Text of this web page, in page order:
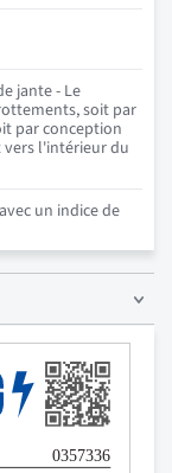
jante - Le
soit par
par conception
l'intérieur du
un indice de